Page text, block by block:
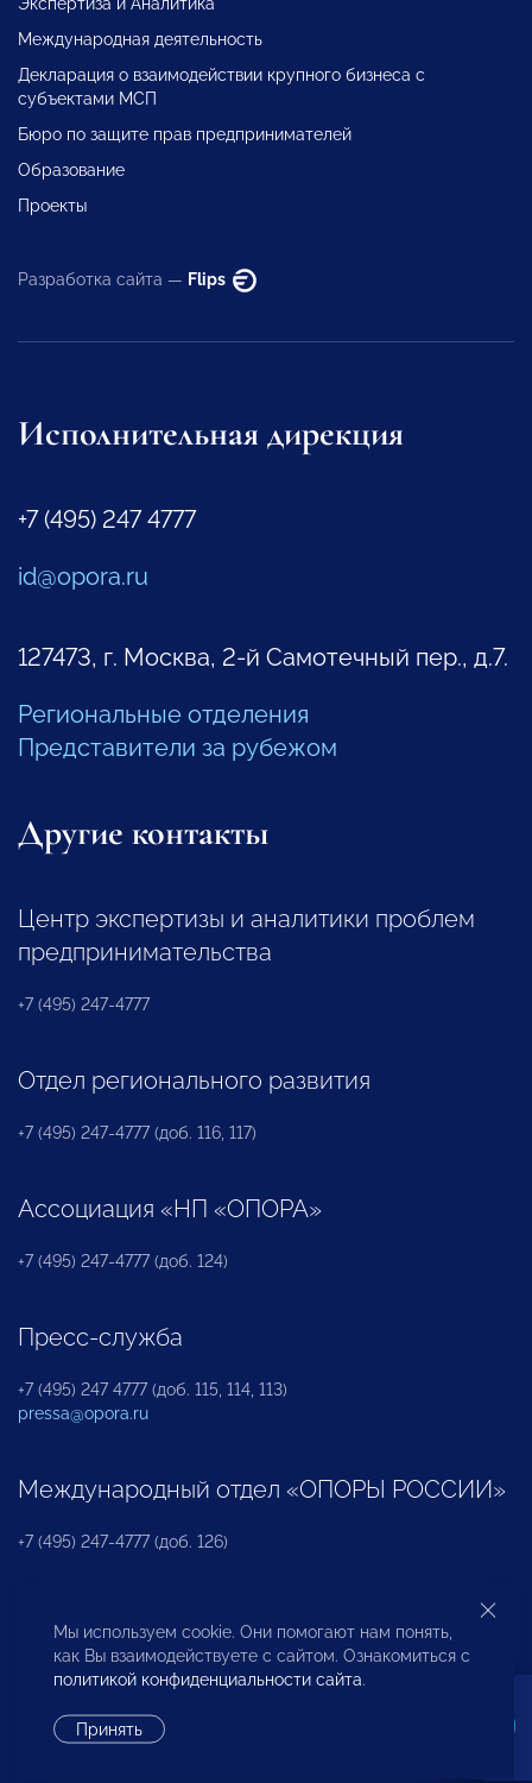
Экспертиза и Аналитика
Международная деятельность
Декларация о взаимодействии крупного бизнеса с
субъектами МСП
Бюро по защите прав предпринимателей
Образование
Проекты
Разработка сайта — Flips
Исполнительная дирекция
+7 (495) 247 4777
id@opora.ru
127473, г. Москва, 2-й Самотечный пер., д.7.
Региональные отделения
Представители за рубежом
Другие контакты
Центр экспертизы и аналитики проблем
предпринимательства
+7 (495) 247-4777
Отдел регионального развития
+7 (495) 247-4777 (доб. 116, 117)
Ассоциация «НП «ОПОРА»
+7 (495) 247-4777 (доб. 124)
Пресс-служба
+7 (495) 247 4777 (доб. 115, 114, 113)
pressa@opora.ru
Международный отдел «ОПОРЫ РОССИИ»
+7 (495) 247-4777 (доб. 126)
Бюро по защите прав предпринимателей и
инвесторов
Мы используем cookie. Они помогают нам понять,
как Вы взаимодействуете с сайтом. Ознакомиться с
политикой конфиденциальности сайта.
Принять